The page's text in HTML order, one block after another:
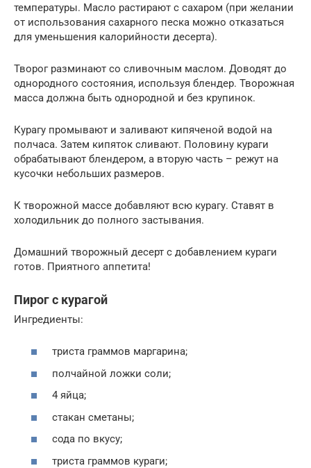
температуры. Масло растирают с сахаром (при желании
от использования сахарного песка можно отказаться
для уменьшения калорийности десерта).
Творог разминают со сливочным маслом. Доводят до
однородного состояния, используя блендер. Творожная
масса должна быть однородной и без крупинок.
Курагу промывают и заливают кипяченой водой на
полчаса. Затем кипяток сливают. Половину кураги
обрабатывают блендером, а вторую часть – режут на
кусочки небольших размеров.
К творожной массе добавляют всю курагу. Ставят в
холодильник до полного застывания.
Домашний творожный десерт с добавлением кураги
готов. Приятного аппетита!
Пирог с курагой
Ингредиенты:
триста граммов маргарина;
полчайной ложки соли;
4 яйца;
стакан сметаны;
сода по вкусу;
триста граммов кураги;